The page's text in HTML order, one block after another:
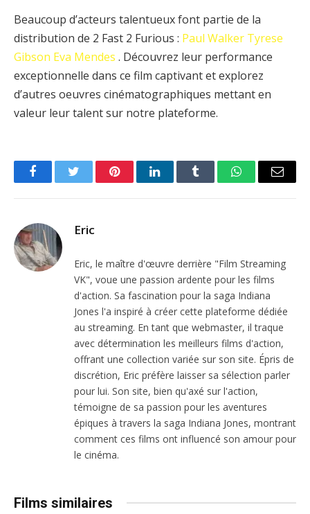
Beaucoup d’acteurs talentueux font partie de la
distribution de 2 Fast 2 Furious : Paul Walker Tyrese
Gibson Eva Mendes . Découvrez leur performance
exceptionnelle dans ce film captivant et explorez
d’autres oeuvres cinématographiques mettant en
valeur leur talent sur notre plateforme.
FacebookTwitter PinterestLinkedInTumblr WhatsAppEmail
Eric
Eric, le maître d'œuvre derrière "Film Streaming
VK", voue une passion ardente pour les films
d'action. Sa fascination pour la saga Indiana
Jones l'a inspiré à créer cette plateforme dédiée
au streaming. En tant que webmaster, il traque
avec détermination les meilleurs films d'action,
offrant une collection variée sur son site. Épris de
discrétion, Eric préfère laisser sa sélection parler
pour lui. Son site, bien qu'axé sur l'action,
témoigne de sa passion pour les aventures
épiques à travers la saga Indiana Jones, montrant
comment ces films ont influencé son amour pour
le cinéma.
Films similaires